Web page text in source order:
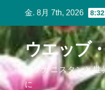
content
金. 8月 7th, 2026
ウエッブ
アフガニスタンと
に